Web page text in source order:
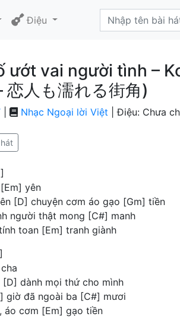
Điệu
ướt vai người tình –
人も濡れる街角)
Nhạc Ngoại lời Việt | Điệu: Chưa
yên
[D] chuyện cơm áo gạo [Gm] tiền
người thật mong [C#] manh
toan [Em] tranh giành
dành mọi thứ cho mình
giờ đã ngoài ba [C#] mươi
áo cơm [Em] gạo tiền